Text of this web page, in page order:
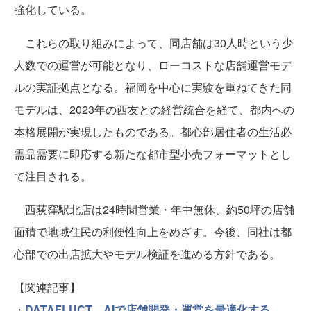
強化している。
これらの取り組みによって、同店舗は30人時という少
人数での運営が可能となり、ローコストな店舗運営モデ
ルの実証拠点となる。福岡を中心に実験を重ねてきた同
モデルは、2023年の西友との経営統合を経て、都内への
本格展開が実現したものである。都心部居住者の生活必
需品需要に即応する新たな都市型小売フォーマットとし
て注目される。
西荻窪駅北店は24時間営業・年中無休、約50坪の店舗
面積で地域住民の利便性向上をめざす。今後、同社は都
心部での出店拡大やモデル検証を進める方針である。
【関連記事】